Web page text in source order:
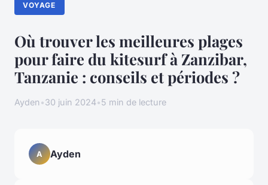
VOYAGE
Où trouver les meilleures plages
pour faire du kitesurf à Zanzibar,
Tanzanie : conseils et périodes ?
Ayden•30 juin 2024•5 min de lecture
A Ayden